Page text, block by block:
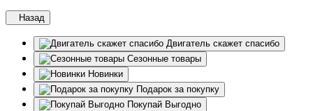
Назад
Двигатель скажет спасибо
Сезонные товары
Новинки
Подарок за покупку
Покупай Выгодно